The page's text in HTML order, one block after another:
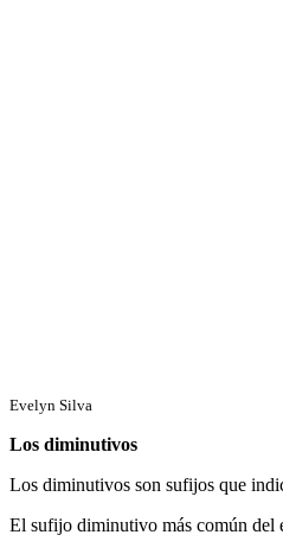
Evelyn Silva
Los diminutivos
Los diminutivos son sufijos que
El sufijo diminutivo más común del